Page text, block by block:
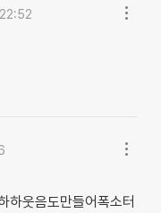
하웃음도만들어폭소터